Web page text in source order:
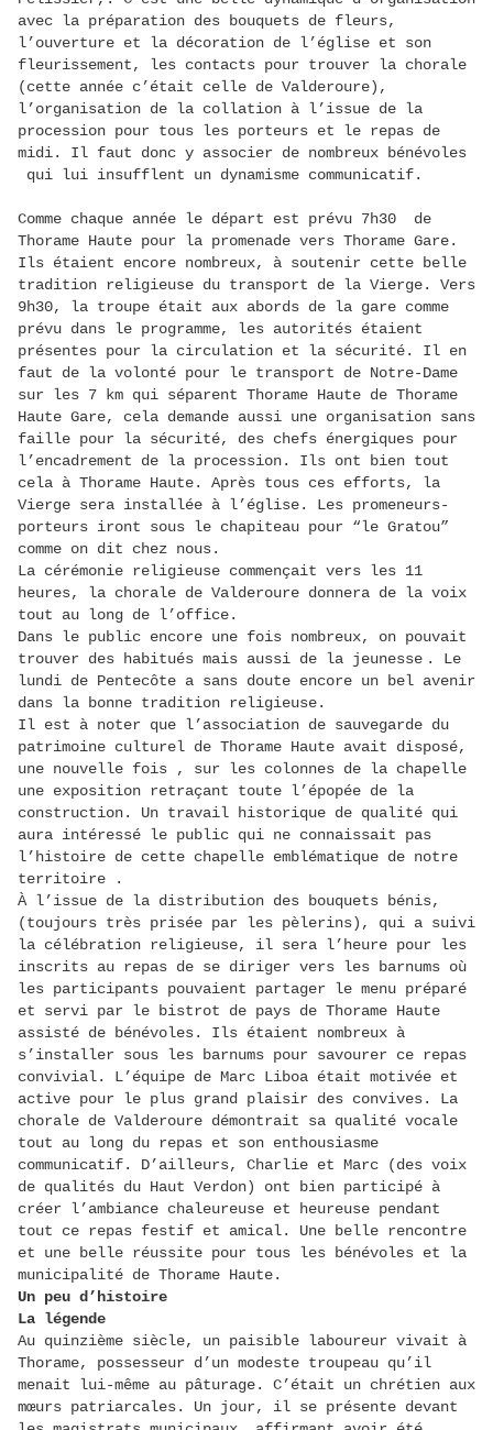
avec la préparation des bouquets de fleurs,
l’ouverture et la décoration de l’église et son
fleurissement, les contacts pour trouver la chorale
(cette année c’était celle de Valderoure),
l’organisation de la collation à l’issue de la
procession pour tous les porteurs et le repas de
midi. Il faut donc y associer de nombreux bénévoles
qui lui insufflent un dynamisme communicatif.
Comme chaque année le départ est prévu 7h30 de
Thorame Haute pour la promenade vers Thorame Gare.
Ils étaient encore nombreux, à soutenir cette belle
tradition religieuse du transport de la Vierge. Vers
9h30, la troupe était aux abords de la gare comme
prévu dans le programme, les autorités étaient
présentes pour la circulation et la sécurité. Il en
faut de la volonté pour le transport de Notre-Dame
sur les 7 km qui séparent Thorame Haute de Thorame
Haute Gare, cela demande aussi une organisation sans
faille pour la sécurité, des chefs énergiques pour
l’encadrement de la procession. Ils ont bien tout
cela à Thorame Haute. Après tous ces efforts, la
Vierge sera installée à l’église. Les promeneurs-
porteurs iront sous le chapiteau pour “le Gratou”
comme on dit chez nous.
La cérémonie religieuse commençait vers les 11
heures, la chorale de Valderoure donnera de la voix
tout au long de l’office.
Dans le public encore une fois nombreux, on pouvait
trouver des habitués mais aussi de la jeunesse . Le
lundi de Pentecôte a sans doute encore un bel avenir
dans la bonne tradition religieuse.
Il est à noter que l’association de sauvegarde du
patrimoine culturel de Thorame Haute avait disposé,
une nouvelle fois , sur les colonnes de la chapelle
une exposition retraçant toute l’épopée de la
construction. Un travail historique de qualité qui
aura intéressé le public qui ne connaissait pas
l’histoire de cette chapelle emblématique de notre
territoire .
À l’issue de la distribution des bouquets bénis,
(toujours très prisée par les pèlerins), qui a suivi
la célébration religieuse, il sera l’heure pour les
inscrits au repas de se diriger vers les barnums où
les participants pouvaient partager le menu préparé
et servi par le bistrot de pays de Thorame Haute
assisté de bénévoles. Ils étaient nombreux à
s’installer sous les barnums pour savourer ce repas
convivial. L’équipe de Marc Liboa était motivée et
active pour le plus grand plaisir des convives. La
chorale de Valderoure démontrait sa qualité vocale
tout au long du repas et son enthousiasme
communicatif. D’ailleurs, Charlie et Marc (des voix
de qualités du Haut Verdon) ont bien participé à
créer l’ambiance chaleureuse et heureuse pendant
tout ce repas festif et amical. Une belle rencontre
et une belle réussite pour tous les bénévoles et la
municipalité de Thorame Haute.
Un peu d’histoire
La légende
Au quinzième siècle, un paisible laboureur vivait à
Thorame, possesseur d’un modeste troupeau qu’il
menait lui-même au pâturage. C’était un chrétien aux
mœurs patriarcales. Un jour, il se présente devant